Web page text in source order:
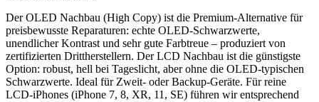
Der OLED Nachbau (High Copy) ist die Premium-Alternative für
preisbewusste Reparaturen: echte OLED-Schwarzwerte,
unendlicher Kontrast und sehr gute Farbtreue – produziert von
zertifizierten Drittherstellern. Der LCD Nachbau ist die günstigste
Option: robust, hell bei Tageslicht, aber ohne die OLED-typischen
Schwarzwerte. Ideal für Zweit- oder Backup-Geräte. Für reine
LCD-iPhones (iPhone 7, 8, XR, 11, SE) führen wir entsprechend